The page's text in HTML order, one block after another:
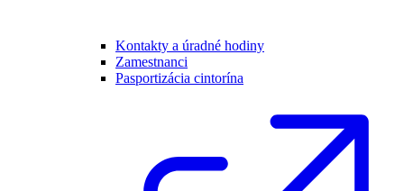
Kontakty a úradné hodiny
Zamestnanci
Pasportizácia cintorína